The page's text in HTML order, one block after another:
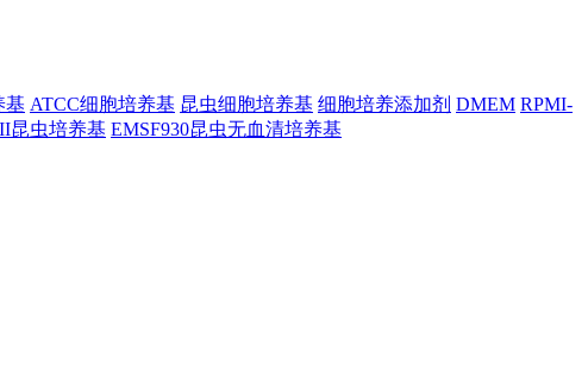
基 ATCC细胞培养基 昆虫细胞培养基 细胞培养添加剂 DMEM RPMI-
昆虫培养基 EMSF930昆虫无血清培养基